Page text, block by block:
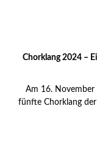
Chorklang 2024 –
Am 16.
fünfte Chorklang